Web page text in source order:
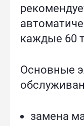
каждые 60
Основные
замена